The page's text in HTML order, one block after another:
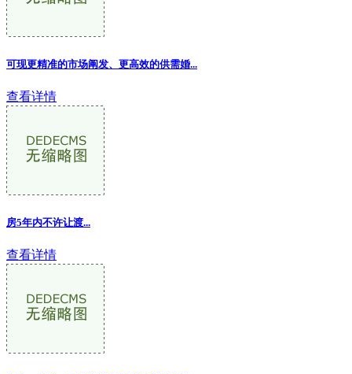
可现更精准的市场阐发、更高效的供需婚...
查看详情
房5年内不许让渡...
查看详情